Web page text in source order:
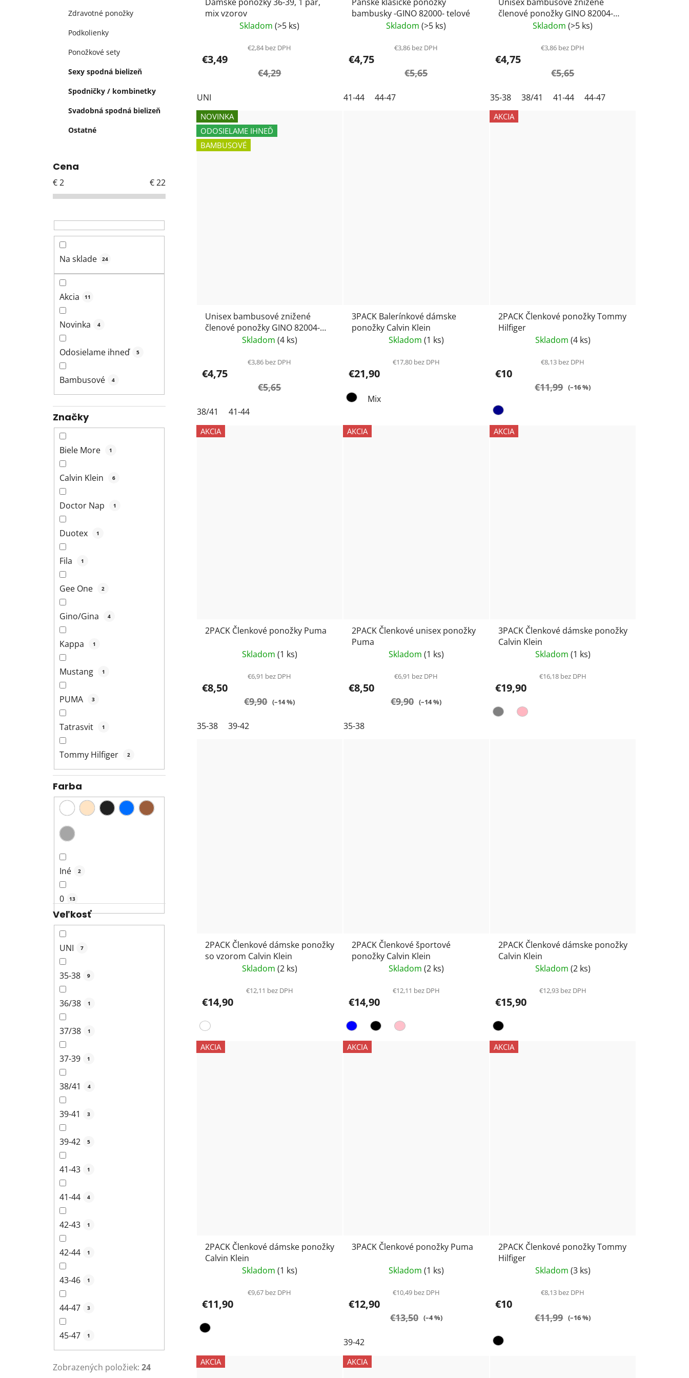
Zdravotné ponožky
Podkolienky
Ponožkové sety
Sexy spodná bielizeň
Spodničky / kombinetky
Svadobná spodná bielizeň
Ostatné
Cena
€2 €22
Na sklade 24
Akcia 11
Novinka 4
Odosielame ihneď 5
Bambusové 4
Značky
Biele More 1
Calvin Klein 6
Doctor Nap 1
Duotex 1
Fila 1
Gee One 2
Gino/Gina 4
Kappa 1
Mustang 1
PUMA 3
Tatrasvit 1
Tommy Hilfiger 2
Farba
Iné 2
0 13
Veľkosť
UNI 7
35-38 9
36/38 1
37/38 1
37-39 1
38/41 4
39-41 3
39-42 5
41-43 1
41-44 4
42-43 1
42-44 1
43-46 1
44-47 3
45-47 1
Zobrazených položiek: 24
mix vzorov
Skladom(>5 ks)
€2,84 bez DPH
€3,49
€4,29
UNI
bambusky -GINO 82000- telové
Skladom(>5 ks)
€3,86 bez DPH
€4,75
€5,65
41-44 44-47
členové ponožky GINO 82004-
Skladom(>5 ks)
€3,86 bez DPH
€4,75
€5,65
35-38 38/41 41-44 44-47
NOVINKA
ODOSIELAME IHNEĎ
BAMBUSOVÉ
Unisex bambusové znižené
členové ponožky GINO 82004-
Skladom (4 ks)
€3,86 bez DPH
€4,75
€5,65
38/41 41-44
3PACK Balerínkové dámske
ponožky Calvin Klein
Skladom (1 ks)
€17,80 bez DPH
€21,90
Mix
AKCIA
2PACK Členkové ponožky Tommy
Hilfiger
Skladom (4 ks)
€8,13 bez DPH
€10
€11,99 (–16 %)
AKCIA
2PACK Členkové ponožky Puma
Skladom (1 ks)
€6,91 bez DPH
€8,50
€9,90 (–14 %)
35-38 39-42
AKCIA
2PACK Členkové unisex ponožky
Puma
Skladom (1 ks)
€6,91 bez DPH
€8,50
€9,90 (–14 %)
35-38
AKCIA
3PACK Členkové dámske ponožky
Calvin Klein
Skladom (1 ks)
€16,18 bez DPH
€19,90
2PACK Členkové dámske ponožky
so vzorom Calvin Klein
Skladom (2 ks)
€12,11 bez DPH
€14,90
2PACK Členkové športové
ponožky Calvin Klein
Skladom (2 ks)
€12,11 bez DPH
€14,90
2PACK Členkové dámske ponožky
Calvin Klein
Skladom (2 ks)
€12,93 bez DPH
€15,90
AKCIA
2PACK Členkové dámske ponožky
Calvin Klein
Skladom (1 ks)
€9,67 bez DPH
€11,90
AKCIA
3PACK Členkové ponožky Puma
Skladom (1 ks)
€10,49 bez DPH
€12,90
€13,50 (–4 %)
39-42
AKCIA
2PACK Členkové ponožky Tommy
Hilfiger
Skladom (3 ks)
€8,13 bez DPH
€10
€11,99 (–16 %)
AKCIA AKCIA